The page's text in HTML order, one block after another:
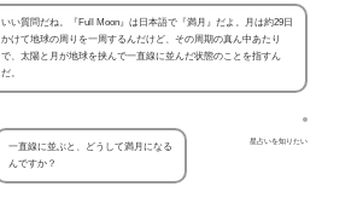
いい質問だね。『Full Moon』は日本語で『満月』だよ。月は約29日
かけて地球の周りを一周するんだけど、その周期の真ん中あたり
で、太陽と月が地球を挟んで一直線に並んだ状態のことを指すん
だ。
星占いを知りたい
一直線に並ぶと、どうして満月になる
んですか？